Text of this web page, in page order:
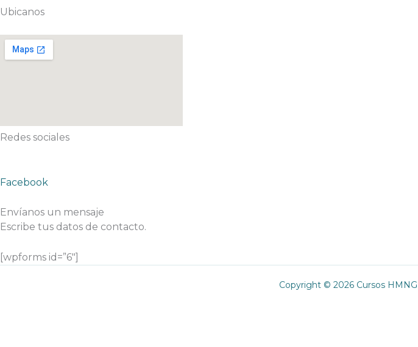
Ubicanos
Redes sociales
Facebook
Envíanos un mensaje
Escribe tus datos de contacto.
[wpforms id=”6″]
Copyright © 2026 Cursos